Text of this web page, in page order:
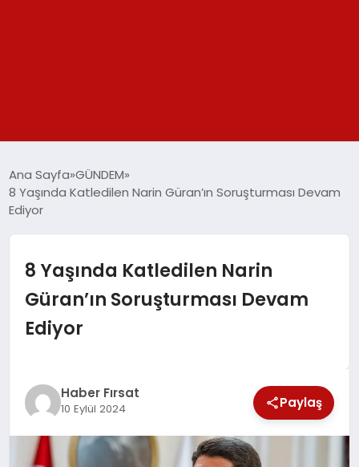
SPOR
TEKNOLOJİ
SAĞLIK
MAGAZİN
EĞİTİM
Ana Sayfa GÜNDEM
8 Yaşında Katledilen Narin Güran’ın Soruşturması Devam
Ediyor
8 Yaşında Katledilen Narin
Güran’ın Soruşturması Devam
Ediyor
Haber Fırsat
10 Eylül 2024 Paylaş